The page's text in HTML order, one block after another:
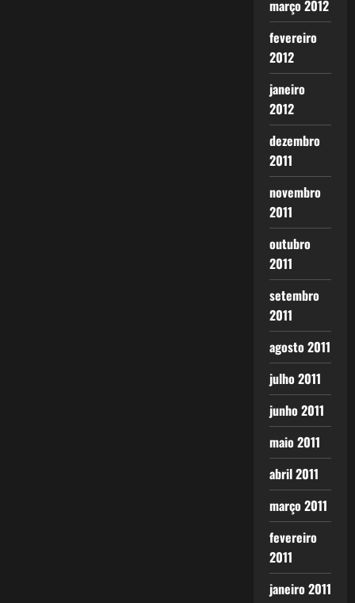
março 2012
fevereiro
2012
janeiro
2012
dezembro
2011
novembro
2011
outubro
2011
setembro
2011
agosto 2011
julho 2011
junho 2011
maio 2011
abril 2011
março 2011
fevereiro
2011
janeiro 2011